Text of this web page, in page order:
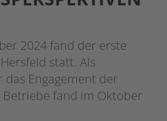
2024 fand der erste
statt. Als
das Engagement der
fand im Oktober